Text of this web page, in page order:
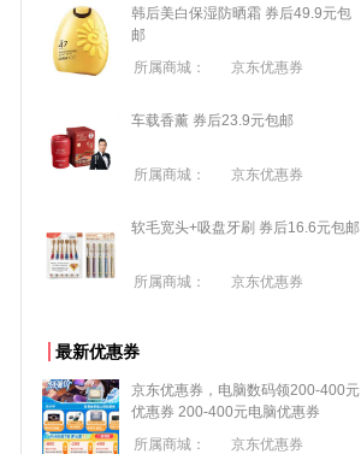
韩后美白保湿防晒霜 券后49.9元包
邮
所属商城：
京东优惠券
车载香薰 券后23.9元包邮
所属商城： 京东优惠券
软毛宽头+吸盘牙刷 券后16.6元包邮
所属商城： 京东优惠券
最新优惠券
京东优惠券，电脑数码领200-400元
优惠券 200-400元电脑优惠券
所属商城：
京东优惠券